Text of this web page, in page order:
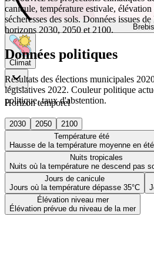
Climat
Horizon temporel
2030 2050
2100
Température été
Hausse de la température moyenne en été
Nuits tropicales
Nuits où la température ne descend pas
Jours de canicule
Jours où la température dépasse 35°C
Élévation niveau mer
Élévation prévue du niveau de la mer
canicule, température estivale,
sécheresses des sols. Données issues
horizons 2030, 2050 et 2100.
Données politiques
Résultats des élections municipales
législatives 2022. Couleur politique
politique, taux d'abstention.